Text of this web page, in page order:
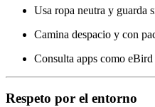
Usa ropa neutra y guarda
Camina despacio y con
Consulta apps como
Respeto por el entorno